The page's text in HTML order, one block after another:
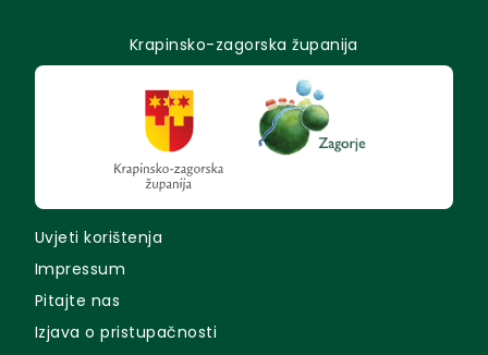
Krapinsko-zagorska županija
Uvjeti korištenja
Impressum
Pitajte nas
Izjava o pristupačnosti